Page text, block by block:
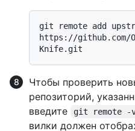
git remote add
https://github.com/
Чтобы проверить
репозиторий,
введите
git remote -
вилки должен